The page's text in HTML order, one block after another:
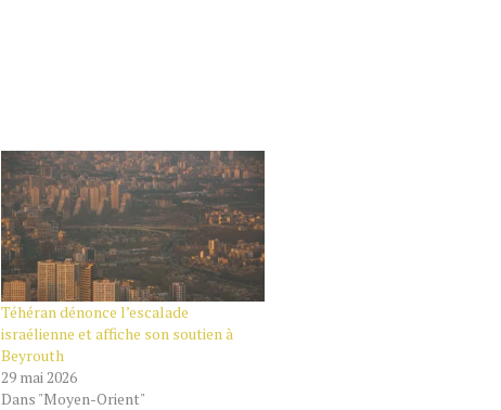
Téhéran dénonce l’escalade
israélienne et affiche son soutien à
Beyrouth
29 mai 2026
Dans "Moyen-Orient"